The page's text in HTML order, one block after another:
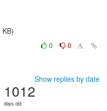
0
0
Show replies by date
1012
days old